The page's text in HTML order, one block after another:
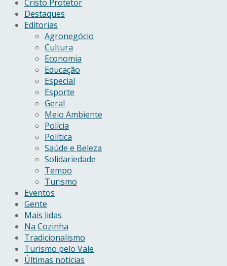
Cristo Protetor
Destaques
Editorias
Agronegócio
Cultura
Economia
Educação
Especial
Esporte
Geral
Meio Ambiente
Polícia
Política
Saúde e Beleza
Solidariedade
Tempo
Turismo
Eventos
Gente
Mais lidas
Na Cozinha
Tradicionalismo
Turismo pelo Vale
Últimas notícias